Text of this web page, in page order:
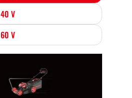
40 V
60 V